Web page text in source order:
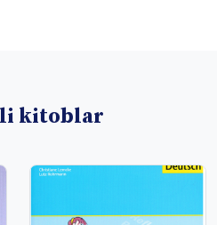
kitoblar